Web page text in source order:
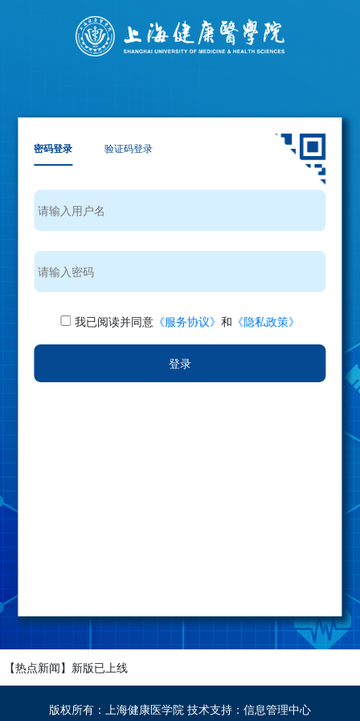
密码登录 验证码登录
我已阅读并同意《服务协议》 和 《隐私政策》
登录
【热点新闻】 新版已上线
欢迎使用 统一身份认证
版权所有：上海健康医学院 技术支持：信息管理中心